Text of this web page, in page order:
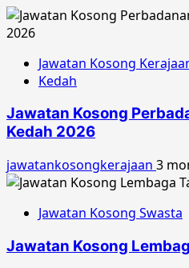
Jawatan Kosong
Kedah
Jawatan Kosong
Kedah 2026
jawatankosongkerajaan 3
Jawatan Kosong Swasta
Jawatan Kosong